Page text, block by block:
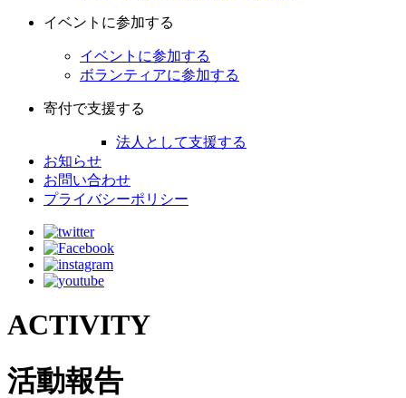
イベントに参加する
イベントに参加する
ボランティアに参加する
寄付で支援する
法人として支援する
お知らせ
お問い合わせ
プライバシーポリシー
ACTIVITY
活動報告